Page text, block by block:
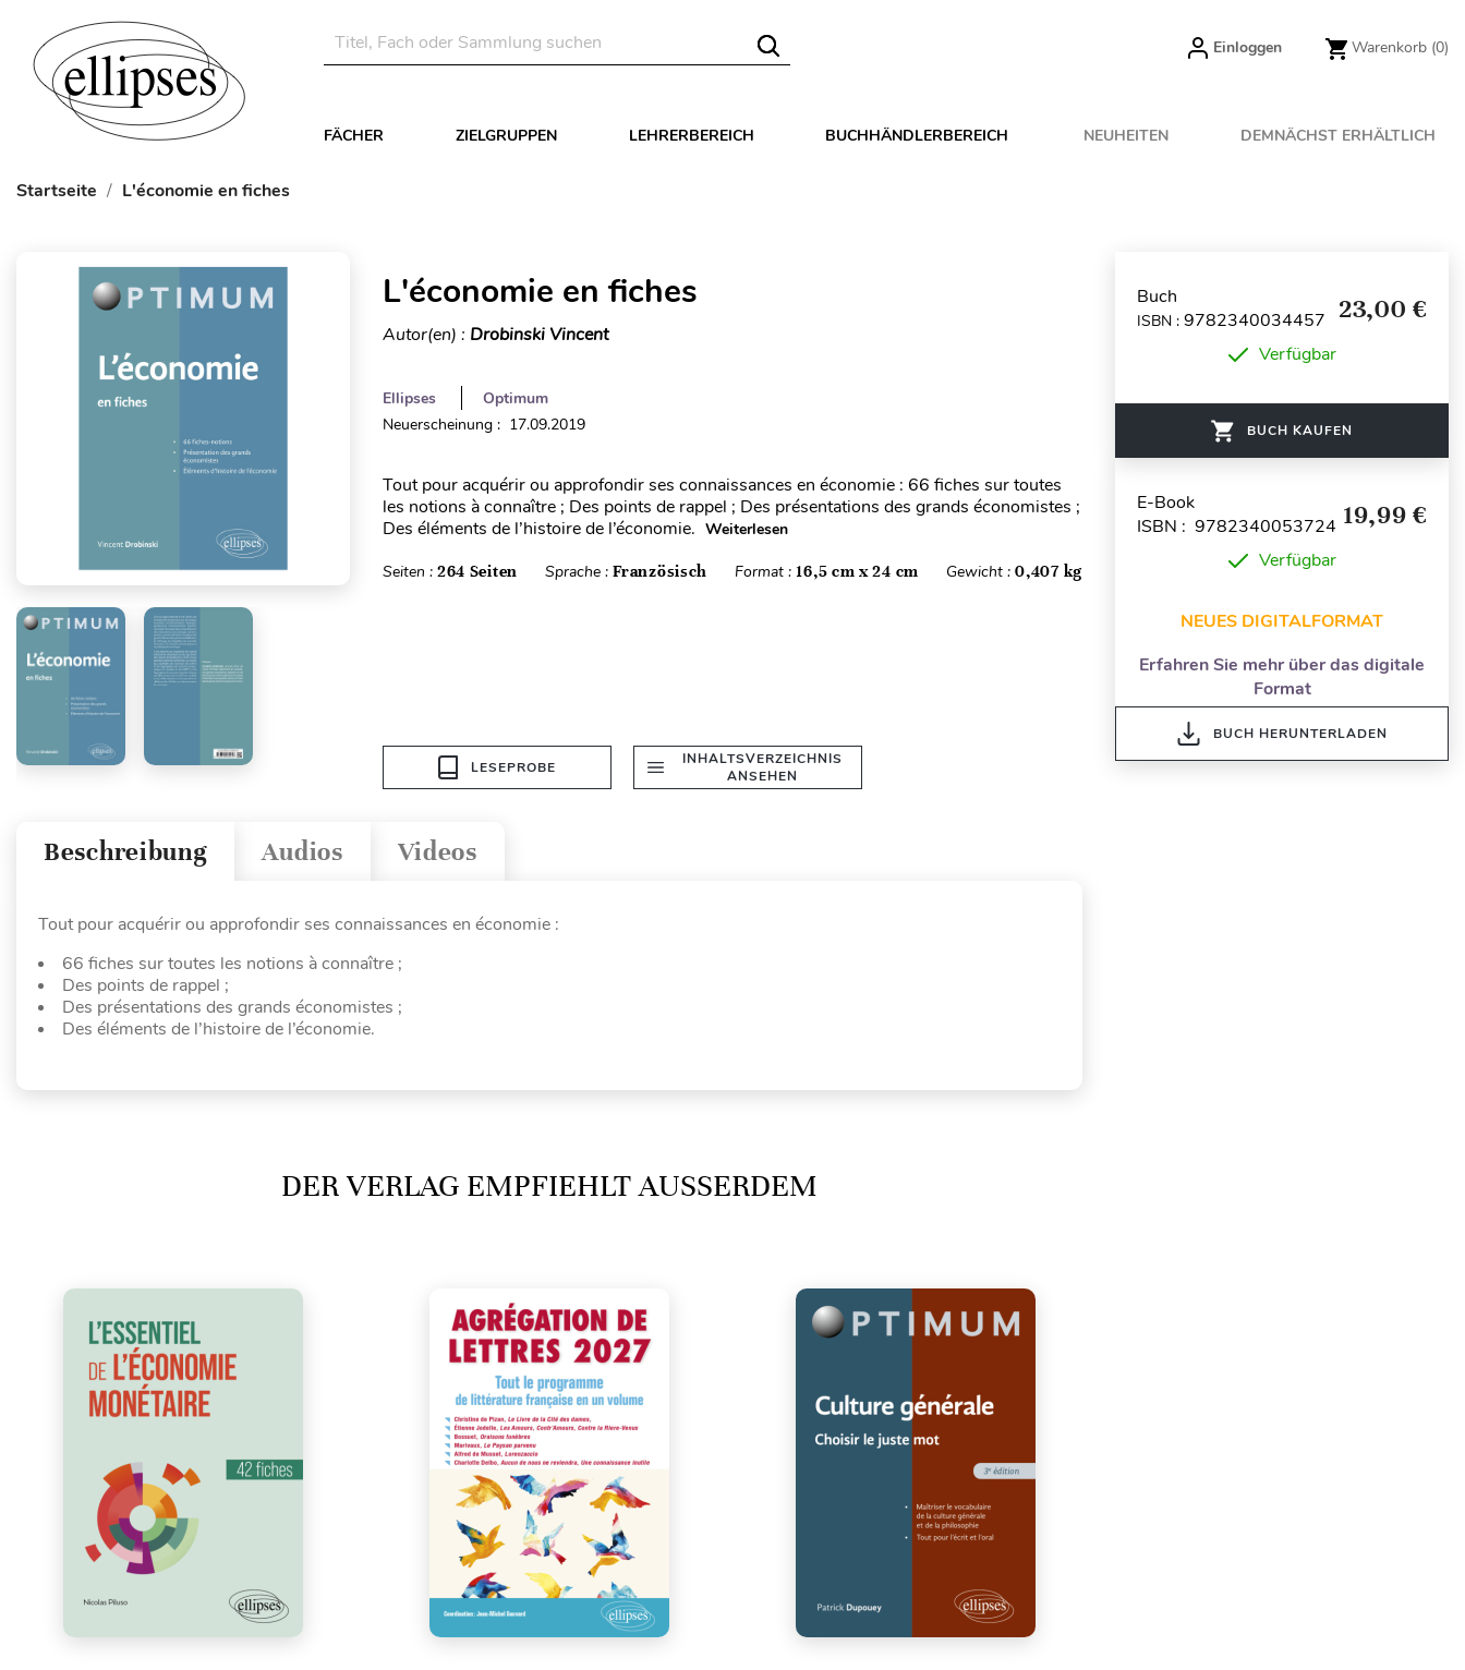
Einloggen Warenkorb (0)
FÄCHER ZIELGRUPPEN LEHRERBEREICH BUCHHÄNDLERBEREICH NEUHEITEN DEMNÄCHST ERHÄLTLICH
Startseite L'économie en fiches
L'économie en fiches
Autor(en) : Drobinski Vincent
Ellipses
Optimum
Neuerscheinung : 17.09.2019
Tout pour acquérir ou approfondir ses connaissances en économie : 66 fiches sur toutes
les notions à connaître ; Des points de rappel ; Des présentations des grands économistes ;
Des éléments de l’histoire de l’économie. Weiterlesen
Seiten : 264 Seiten Sprache :Französisch Format :16,5 cm x 24 cm Gewicht :0,407 kg
LESEPROBE
INHALTSVERZEICHNIS
ANSEHEN
Videos
Audios
Beschreibung
Tout pour acquérir ou approfondir ses connaissances en économie :
66 fiches sur toutes les notions à connaître ;
Des points de rappel ;
Des présentations des grands économistes ;
Des éléments de l’histoire de l’économie.
DER VERLAG EMPFIEHLT AUSSERDEM
Buch
ISBN : 9782340034457 23,00 €
Verfügbar
BUCH KAUFEN
E-Book
ISBN : 9782340053724 19,99 €
Verfügbar
NEUES DIGITALFORMAT
Erfahren Sie mehr über das digitale
Format
BUCH HERUNTERLADEN